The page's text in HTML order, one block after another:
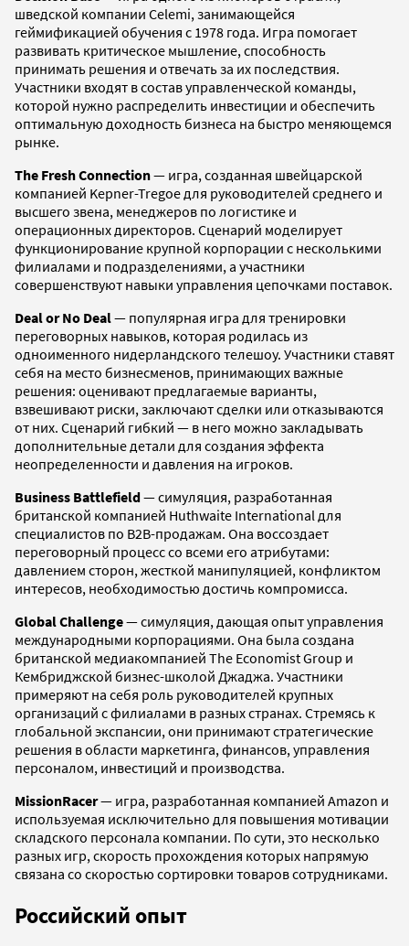
шведской компании Celemi, занимающейся
геймификацией обучения с 1978 года. Игра помогает
развивать критическое мышление, способность
принимать решения и отвечать за их последствия.
Участники входят в состав управленческой команды,
которой нужно распределить инвестиции и обеспечить
оптимальную доходность бизнеса на быстро меняющемся
рынке.
The Fresh Connection— игра, созданная швейцарской
компанией Kepner-Tregoe для руководителей среднего и
высшего звена, менеджеров по логистике и
операционных директоров. Сценарий моделирует
функционирование крупной корпорации с несколькими
филиалами и подразделениями, а участники
совершенствуют навыки управления цепочками поставок.
Deal or No Deal— популярная игра для тренировки
переговорных навыков, которая родилась из
одноименного нидерландского телешоу. Участники ставят
себя на место бизнесменов, принимающих важные
решения: оценивают предлагаемые варианты,
взвешивают риски, заключают сделки или отказываются
от них. Сценарий гибкий — в него можно закладывать
дополнительные детали для создания эффекта
неопределенности и давления на игроков.
Business Battlefield— симуляция, разработанная
британской компанией Huthwaite International для
специалистов по B2B-продажам. Она воссоздает
переговорный процесс со всеми его атрибутами:
давлением сторон, жесткой манипуляцией, конфликтом
интересов, необходимостью достичь компромисса.
Global Challenge— симуляция, дающая опыт управления
международными корпорациями. Она была создана
британской медиакомпанией The Economist Group и
Кембриджской бизнес-школой Джаджа. Участники
примеряют на себя роль руководителей крупных
организаций с филиалами в разных странах. Стремясь к
глобальной экспансии, они принимают стратегические
решения в области маркетинга, финансов, управления
персоналом, инвестиций и производства.
MissionRacer— игра, разработанная компанией Amazon и
используемая исключительно для повышения мотивации
складского персонала компании. По сути, это несколько
разных игр, скорость прохождения которых напрямую
связана со скоростью сортировки товаров сотрудниками.
Российский опыт